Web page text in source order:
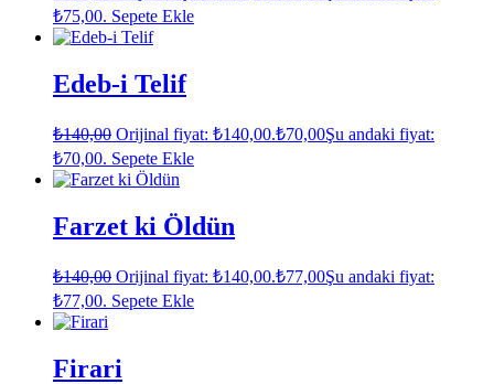
₺75,00. Sepete Ekle
Edeb-i Telif
₺140,00 Orijinal fiyat: ₺140,00.₺70,00Şu andaki fiyat:
₺70,00. Sepete Ekle
Farzet ki Öldün
₺140,00 Orijinal fiyat: ₺140,00.₺77,00Şu andaki fiyat:
₺77,00. Sepete Ekle
Firari